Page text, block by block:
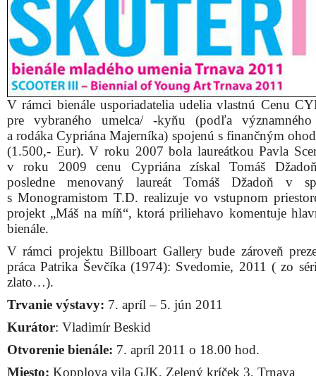
V rámci bienále usporiadatelia udelia vlastnú Cenu
pre vybraného umelca/ -kyňu (podľa významného
a rodáka Cypriána Majerníka) spojenú s finančným
(1.500,- Eur). V roku 2007 bola laureátkou Pavla
v roku 2009 cenu Cypriána získal Tomáš
posledne menovaný laureát Tomáš Džadoň v
s Monogramistom T.D. realizuje vo vstupnom
projekt „Máš na míň“, ktorá priliehavo komentuje
bienále.
V rámci projektu Billboart Gallery bude zároveň
práca Patrika Ševčíka (1974): Svedomie, 2011 ( zo
zlato…).
Trvanie výstavy: 7. apríl – 5. jún 2011
Kurátor: Vladimír Beskid
Otvorenie bienále: 7. apríl 2011 o 18.00 hod.
Miesto: Kopplova vila GJK, Zelený kríček 3, Trnava